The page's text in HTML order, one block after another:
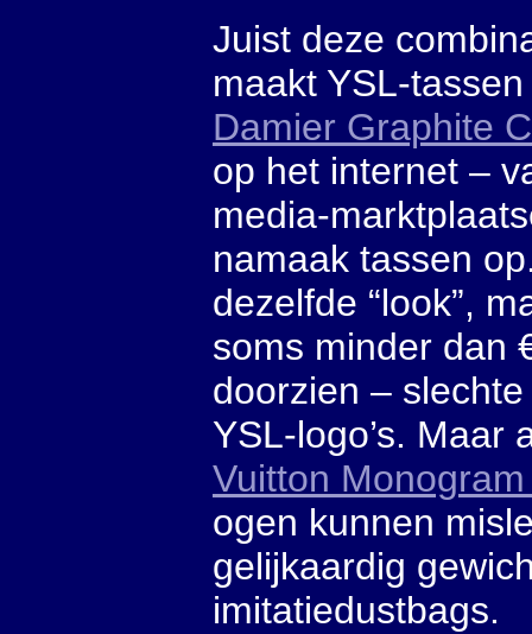
Juist deze
maakt YSL-
Damier Graphite
op het internet –
media-
namaak tassen
dezelfde “look”,
soms minder dan
doorzien –
YSL-logo’s.
Vuitton
ogen kunnen
gelijkaardig
imitatiedustbags.